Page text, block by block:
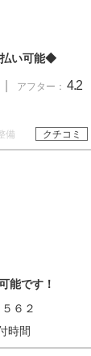
い可能◆
アフター： 4.2
備 クチコミ
能です！
６２
時間